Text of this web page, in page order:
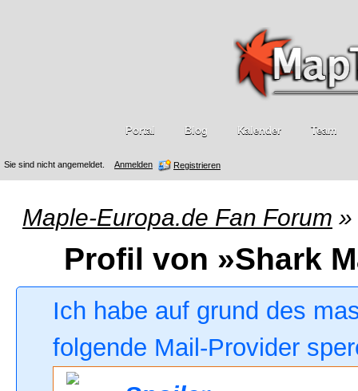
Sie sind nicht angemeldet. Anmelden Registrieren
Portal Blog Kalender Team
Maple-Europa.de Fan Forum »
Profil von »Shark
Ich habe auf grund des
folgende Mail-Provider